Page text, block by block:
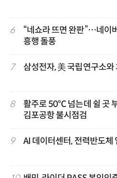
6
“네쇼라 뜨면 완판”…네이
흥행 돌풍
7 삼성전자, 美 국립연구소
8
활주로 50℃ 넘는데 쉴 곳
김포공항 불시점검
9 AI 데이터센터, 전력반도체